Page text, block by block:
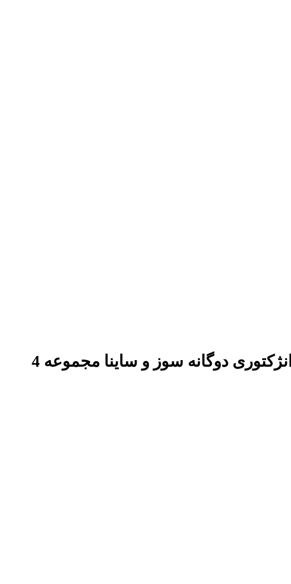
وایر شمع خودرو پرتو وایر مدل PW-PTI1 مناسب برای تیبا انژکتوری دوگانه سوز و ساینا مجموعه 4